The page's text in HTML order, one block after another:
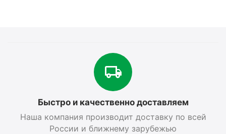
Быстро и качественно доставляем
Наша компания производит доставку по всей
России и ближнему зарубежью